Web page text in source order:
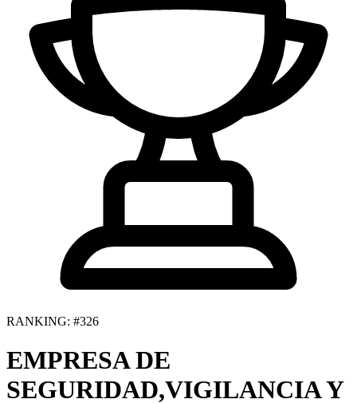
RANKING: #326
EMPRESA DE
SEGURIDAD,VIGILANCIA Y